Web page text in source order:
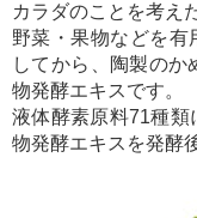
カラダのことを考え
野菜・果物などを有
してから、陶製の
物発酵エキスです。
液体酵素原料71種類
物発酵エキスを発酵